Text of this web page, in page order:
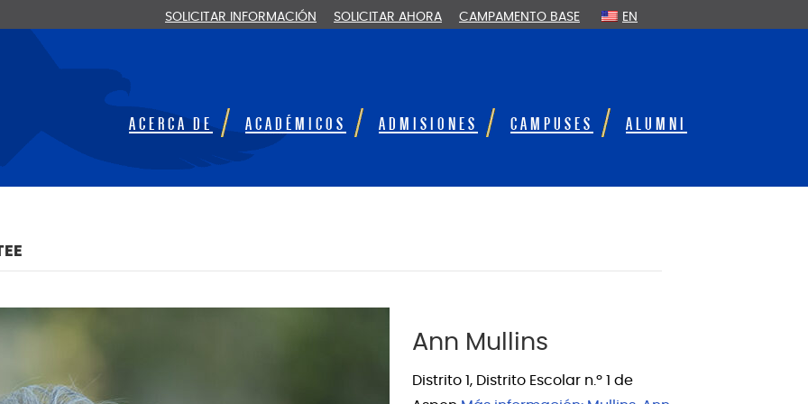
SOLICITAR INFORMACIÓN SOLICITAR AHORA CAMPAMENTO BASE EN
ACERCA DE ACADÉMICOS ADMISIONES CAMPUSES ALUMNI
Ann Mullins
Distrito 1, Distrito Escolar n.º 1 de